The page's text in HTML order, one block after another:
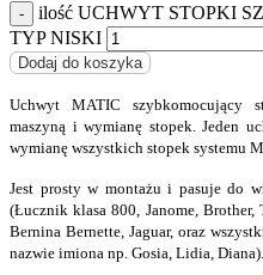
ilość UCHWYT STOPKI
TYP NISKI
Dodaj do koszyka
Uchwyt MATIC szybkomocujący
maszyną i wymianę stopek. Jeden
wymianę wszystkich stopek systemu
Jest prosty w montażu i pasuje do
(Łucznik klasa 800, Janome, Brother,
Bernina Bernette, Jaguar, oraz
nazwie imiona np. Gosia, Lidia, Diana).